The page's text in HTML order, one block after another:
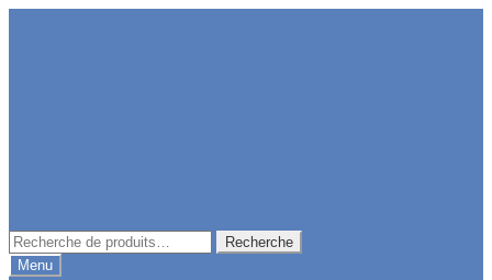
Recherche
pour :
Recherche
Menu